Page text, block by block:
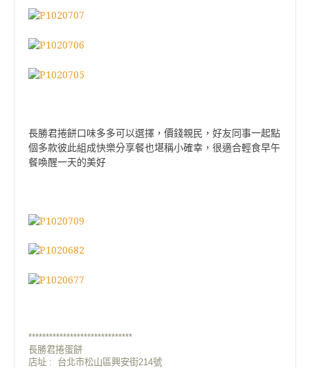
長勝君捲餅口味多多可以選擇，價錢親民，好友同事一起點
個多款彼此組成快樂分享餐也堪稱小確幸，很適合輕食早午
餐喚醒一天的美好
******************************
長勝君捲蛋餅
店址 : 台北市松山區興安街214號